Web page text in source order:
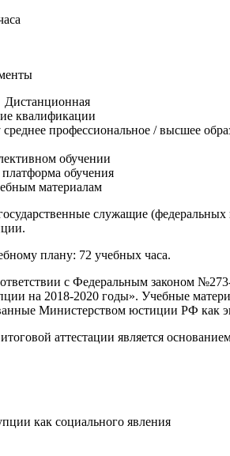
квалификации
среднее профессиональное / высшее
обучении
обучения
материалам
служащие
плану: 72 учебных часа.
с Федеральным законом
на 2018-2020 годы». Учебные
Министерством юстиции РФ как
аттестации является
как социального явления